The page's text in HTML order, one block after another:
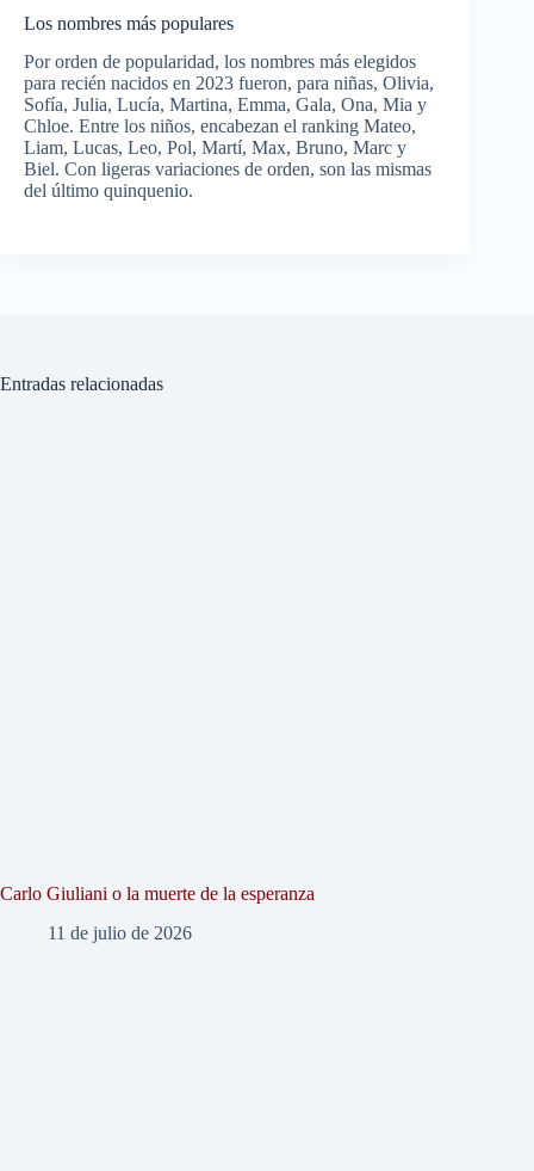
Los nombres más populares
Por orden de popularidad, los nombres más elegidos
para recién nacidos en 2023 fueron, para niñas, Olivia,
Sofía, Julia, Lucía, Martina, Emma, ​​Gala, Ona, Mia y
Chloe. Entre los niños, encabezan el ranking Mateo,
Liam, Lucas, Leo, Pol, Martí, Max, Bruno, Marc y
Biel. Con ligeras variaciones de orden, son las mismas
del último quinquenio.
Entradas relacionadas
Carlo Giuliani o la muerte de la esperanza
11 de julio de 2026